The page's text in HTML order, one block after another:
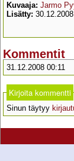
Kuvaaja: Jarmo
Lisätty:
Kommentit
31.12.2008 00:11
Kirjoita kommentti
Sinun täytyy